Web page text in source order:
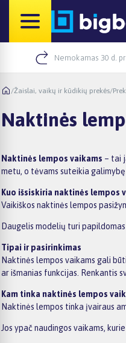
Nemokamas 30 d.
/Žaislai, vaikų ir kūdikių prekės/
Naktinės
Naktinės lempos vaikams – tai
metu, o tėvams suteikia
Kuo išsiskiria naktinės lempos
Vaikiškos naktinės lempos
Daugelis modelių turi
Tipai ir pasirinkimas
Naktinės lempos vaikams gali
ar išmanias funkcijas. Renkantis
Kam tinka naktinės lempos
Naktinės lempos tinka įvairaus
Jos ypač naudingos vaikams,